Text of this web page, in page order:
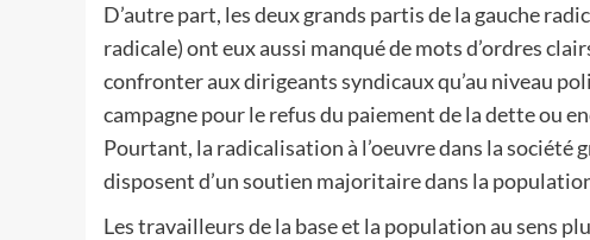
D’autre part, les deux grands partis de la gauche
radicale) ont eux aussi manqué de mots d’ordres
confronter aux dirigeants syndicaux qu’au niveau
campagne pour le refus du paiement de la dette ou
Pourtant, la radicalisation à l’oeuvre dans la société
disposent d’un soutien majoritaire dans la
Les travailleurs de la base et la population au sens